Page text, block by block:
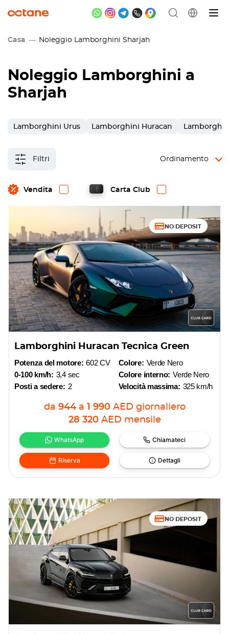
Casa Noleggio Lamborghini Sharjah
Noleggio Lamborghini a
Sharjah
Lamborghini Urus Lamborghini Huracan
Filtri
Vendita Carta Club
Ordinamento
NO DEPOSIT
Lamborghini Huracan Tecnica Green
Potenza del motore: 602 CV
0-100 km/h: 3,4 sec
Posti a sedere: 2
Colore: Verde Nero
Colore interno: Verde Nero
Velocità massima: 325 km/h
da 944 a 1 990 AED giornaliero
28 320 AED mensile
WhatsApp Chiamateci
Riserva Dettagli
NO DEPOSIT